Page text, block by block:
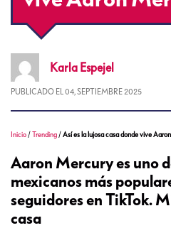
Karla Espejel
PUBLICADO EL 04, SEPTIEMBRE 2025
Inicio /Trending /Así es la lujosa casa donde vive
Aaron Mercury es uno
mexicanos más
seguidores en TikTok.
casa